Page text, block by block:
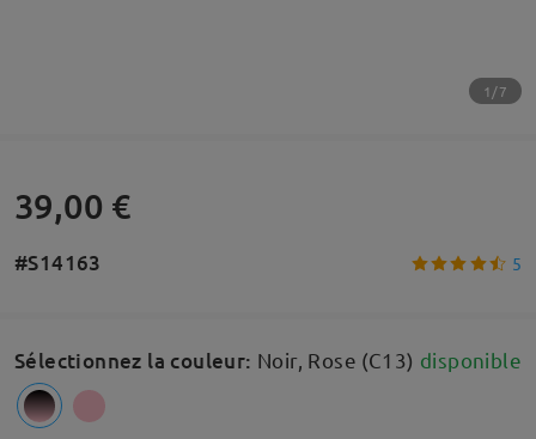
1/7
39,00 €
#S14163 5
Sélectionnez la couleur: Noir, Rose (C13) disponible